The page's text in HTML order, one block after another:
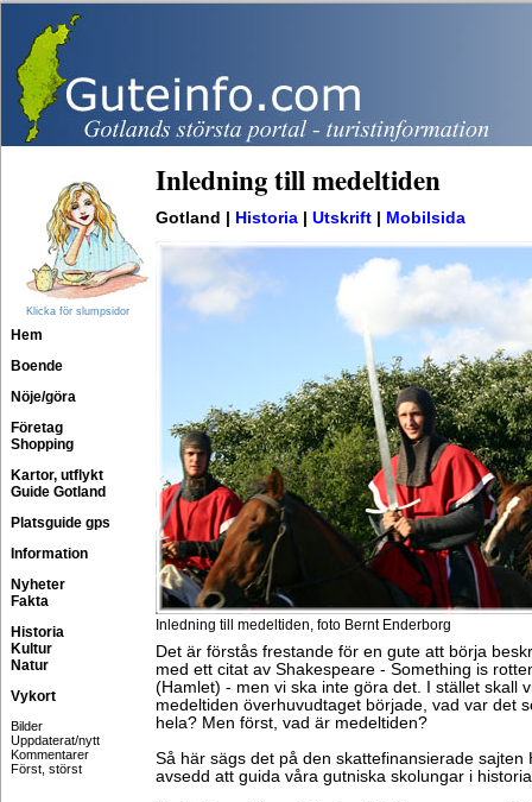
Klicka för slumpsidor
Hem
Boende
Nöje/göra
Företag
Shopping
Kartor, utflykt
Guide Gotland
Platsguide gps
Information
Nyheter
Fakta
Historia
Kultur
Natur
Vykort
Bilder
Uppdaterat/nytt
Kommentarer
Först, störst
Inledning till medeltiden
Gotland | Historia Utskrift Mobilsida
Inledning till medeltiden, foto Bernt Enderborg
Det är förstås frestande för en gute att börja
med ett citat av Shakespeare - Something is
(Hamlet) - men vi ska inte göra det. I stället skall
medeltiden överhuvudtaget började, vad var det
hela? Men först, vad är medeltiden?
Så här sägs det på den skattefinansierade sajten
avsedd att guida våra gutniska skolungar i